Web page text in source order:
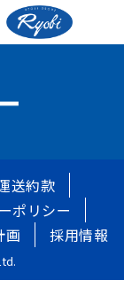
送約款
ポリシー
画 採用情報